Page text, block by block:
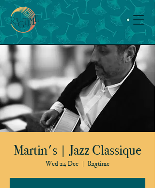
Martin's | Jazz Classique
Wed 24 Dec
  |
Ragtime